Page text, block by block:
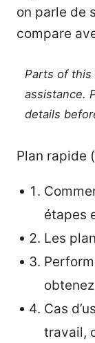
on parle de
compare
Parts of this
assistance.
details
Plan rapide
étapes
Les
obtenez
Cas
travail,